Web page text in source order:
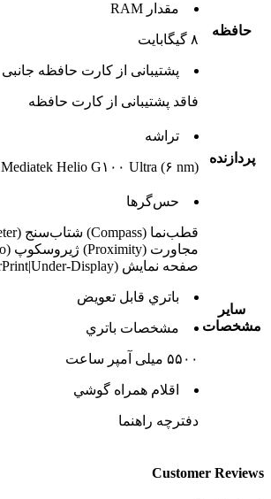
حافظه
مقدار RAM
۸ گیگابایت
پشتيبانی از کارت حافظه جانبی
فاقد پشتیبانی از کارت حافظه
پردازنده
تراشه
Mediatek Helio G۱۰۰ Ultra (۶ nm)
ساير
مشخصات
حس‌گرها
صفحه نمایش (FingerPrint|Under-Display)
باتري قابل تعويض
مشخصات باتري
۵۵۰۰ میلی آمپر ساعت
اقلام همراه گوشي
دفترچه‌ راهنما
Customer Reviews